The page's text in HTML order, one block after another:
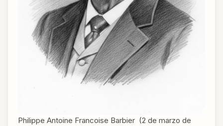
Philippe Antoine Francoise Barbier (2 de marzo de